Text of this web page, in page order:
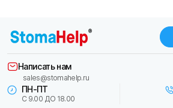
ПН-ПТ
С 9.00 ДО 18.00
Написать нам
sales@stomahelp.ru